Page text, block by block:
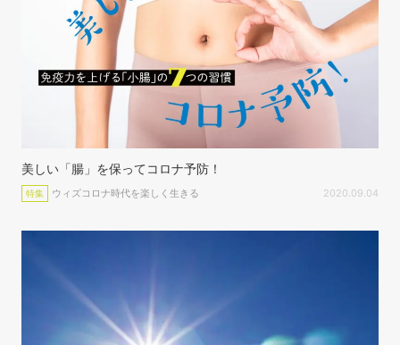
美しい「腸」を保ってコロナ予防！
特集 ウィズコロナ時代を楽しく生きる 2020.09.04